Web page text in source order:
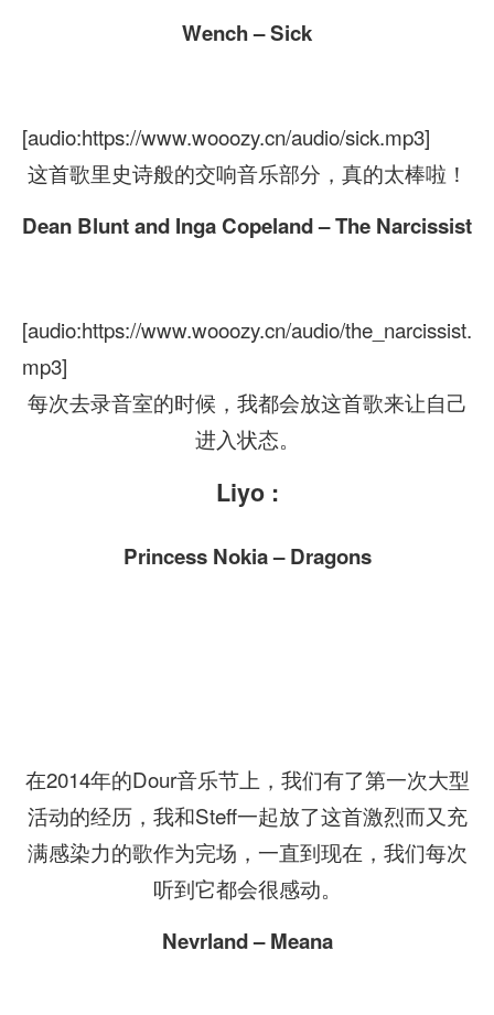
Wench – Sick
[audio:https://www.wooozy.cn/audio/sick.mp3]
这首歌里史诗般的交响音乐部分，真的太棒啦！
Dean Blunt and Inga Copeland – The Narcissist
[audio:https://www.wooozy.cn/audio/the_narcissist.
mp3]
每次去录音室的时候，我都会放这首歌来让自己
进入状态。
Liyo :
Princess Nokia – Dragons
在2014年的Dour音乐节上，我们有了第一次大型
活动的经历，我和Steff一起放了这首激烈而又充
满感染力的歌作为完场，一直到现在，我们每次
听到它都会很感动。
Nevrland – Meana